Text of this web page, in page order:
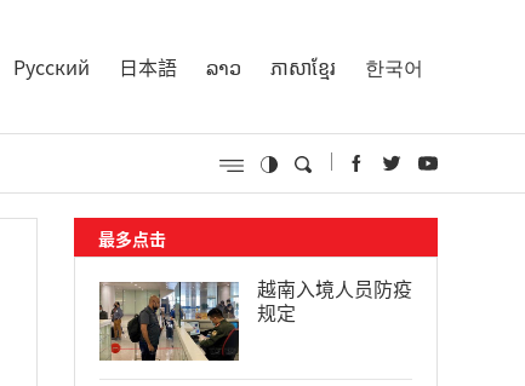
Русский 日本語 ລາວ ភាសាខ្មែរ 한국어
最多点击
越南入境人员防疫
规定